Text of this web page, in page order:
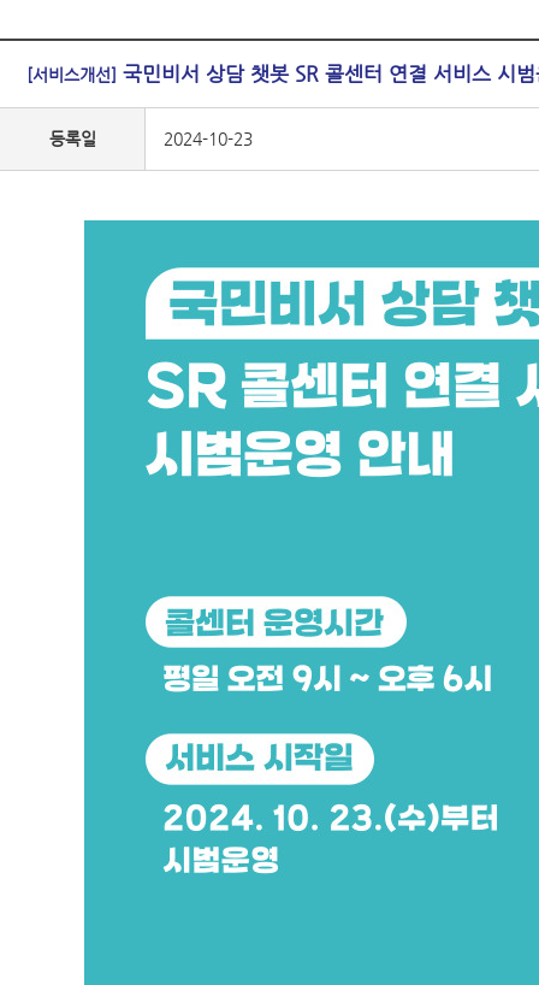
[서비스개선] 국민비서 상담 챗봇 SR 콜센터 연결 서비스 시
등록일 2024-10-23